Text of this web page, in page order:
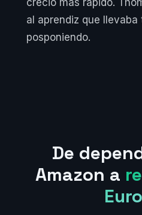
creció más rápido.
al aprendiz que llevaba
posponiendo.
De
Amazon a